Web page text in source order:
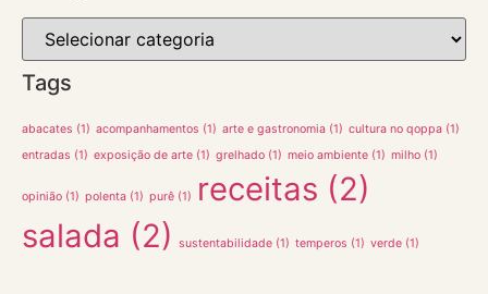
Tags
abacates (1) acompanhamentos (1) arte e gastronomia (1) cultura no qoppa (1)
entradas (1) exposição de arte (1) grelhado (1) meio ambiente (1) milho (1)
opinião (1) polenta (1) purê (1) receitas (2)
salada (2) sustentabilidade (1) temperos (1) verde (1)